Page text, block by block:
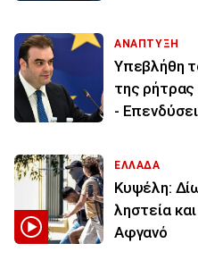
ΑΝΑΠΤΥΞΗ
Υπεβλήθη
της ρήτρας
-
ΕΛΛΑΔΑ
Κυψέλη:
ληστεία
Αφγανό